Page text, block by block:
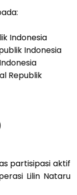
Indonesia
Indonesia
Republik
partisipasi aktif
Lilin Nataru